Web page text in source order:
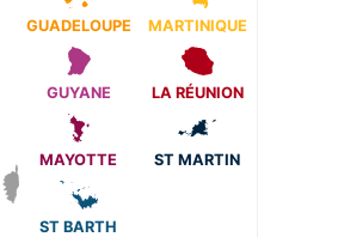
GUADELOUPE MARTINIQUE
GUYANE LA RÉUNION
MAYOTTE ST MARTIN
ST BARTH